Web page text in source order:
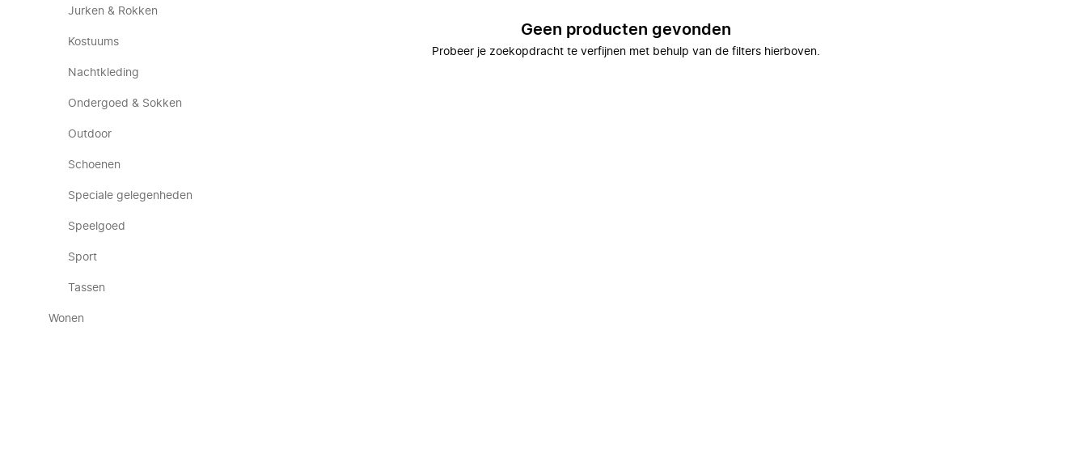
Jurken & Rokken
Kostuums
Nachtkleding
Ondergoed & Sokken
Outdoor
Schoenen
Speciale gelegenheden
Speelgoed
Sport
Tassen
Wonen
Geen producten gevonden
Probeer je zoekopdracht te verfijnen met behulp van de filters hierboven.